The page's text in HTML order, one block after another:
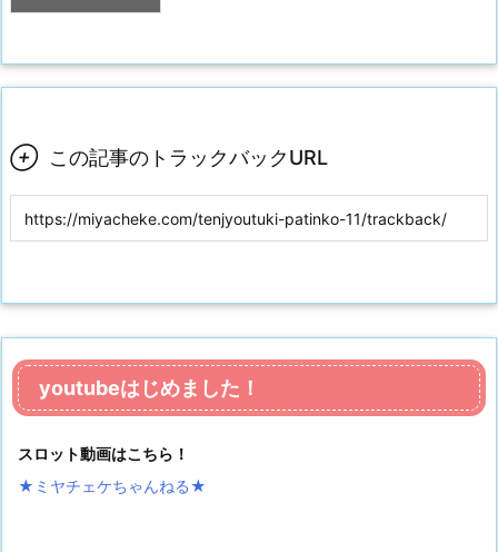
 この記事のトラックバックURL
youtubeはじめました！
スロット動画はこちら！
★ミヤチェケちゃんねる★